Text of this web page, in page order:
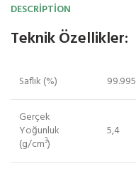
DESCRIPTION
Teknik Özellikler:
Saflık (%) 99.995
Gerçek
Yoğunluk
(g/cm3)
5,4